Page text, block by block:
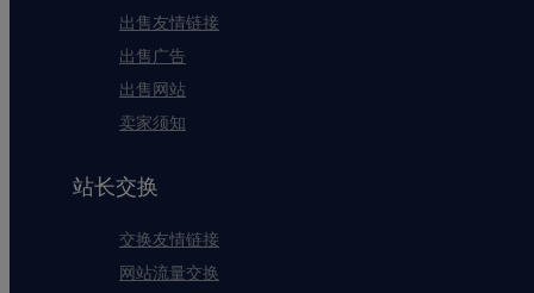
出售友情链接
出售广告
出售网站
卖家须知
站长交换
交换友情链接
网站流量交换